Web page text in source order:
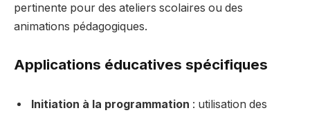
pertinente pour des ateliers scolaires ou des
animations pédagogiques.
Applications éducatives spécifiques
Initiation à la programmation : utilisation des